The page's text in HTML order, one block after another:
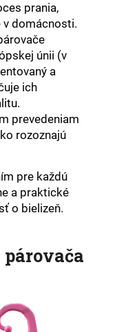
prania,
v domácnosti.
únii (v
a
ich
prevedeniam
rozoznajú
pre každú
a praktické
o bielizeň.